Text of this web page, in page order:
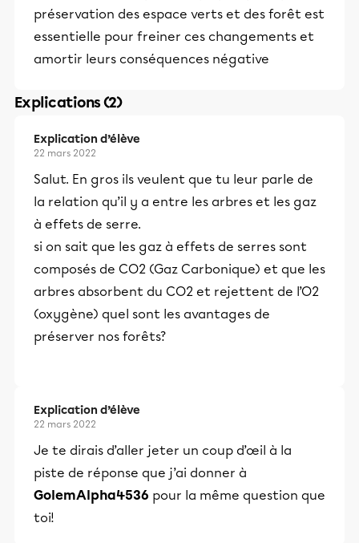
préservation des espace verts et des forêt est
essentielle pour freiner ces changements et
amortir leurs conséquences négative
Explications (2)
Explication d’élève
22 mars 2022
Salut. En gros ils veulent que tu leur parle de
la relation qu’il y a entre les arbres et les gaz
à effets de serre.
si on sait que les gaz à effets de serres sont
composés de CO2 (Gaz Carbonique) et que les
arbres absorbent du CO2 et rejettent de l’O2
(oxygène) quel sont les avantages de
préserver nos forêts?
Explication d’élève
22 mars 2022
Je te dirais d’aller jeter un coup d’œil à la
piste de réponse que j’ai donner à
GolemAlpha4536 pour la même question que
toi!